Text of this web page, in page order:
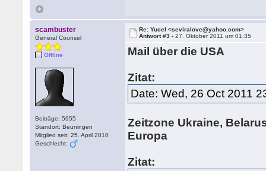
scambuster
General Counsel
Offline
Beiträge: 5955
Standort: Beuningen
Mitglied seit: 25. April 2010
Geschlecht:
Re: Yucel <seviralove@yahoo.com>
Antwort #3 -27. Oktober 2011 um 01:35
Mail über die USA
Zitat:
Date: Wed, 26 Oct 2011
Zeitzone Ukraine,
Europa
Zitat: